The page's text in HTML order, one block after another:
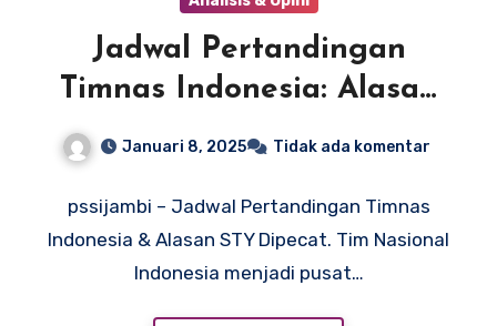
Jadwal Pertandingan
Timnas Indonesia: Alasan
Januari 8, 2025 Tidak ada komentar
pssijambi – Jadwal Pertandingan Timnas
Indonesia & Alasan STY Dipecat. Tim Nasional
Indonesia menjadi pusat…